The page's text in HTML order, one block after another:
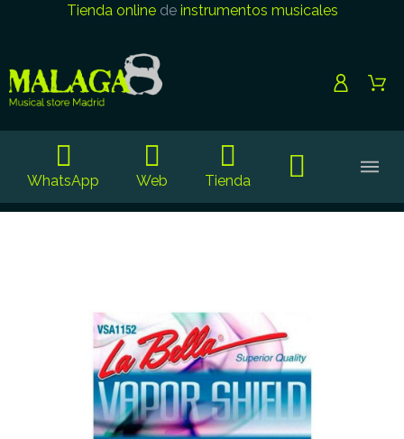
Tienda onlinede instrumentos musicales
WhatsApp Web Tienda